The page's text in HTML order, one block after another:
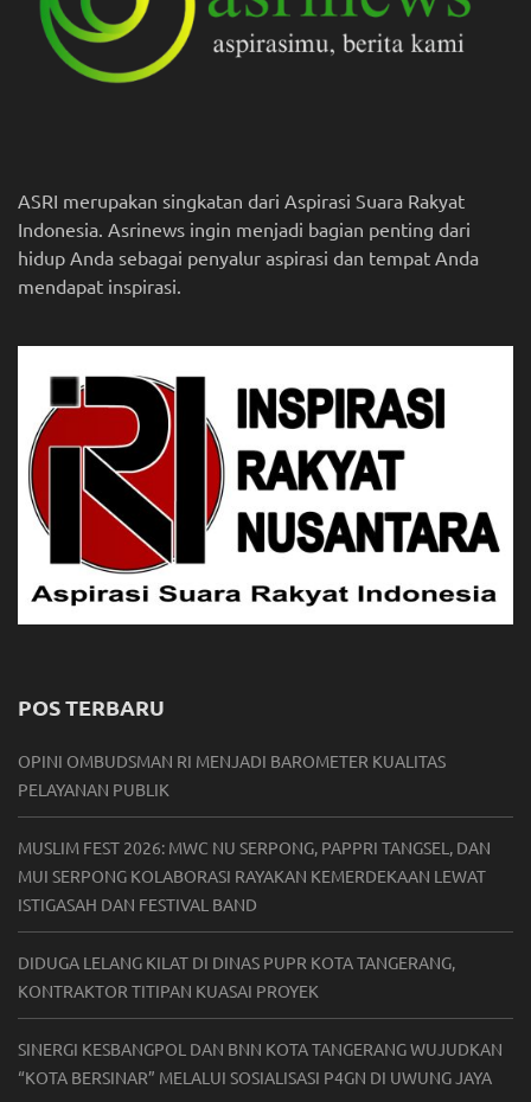
ASRI merupakan singkatan dari Aspirasi Suara Rakyat
Indonesia. Asrinews ingin menjadi bagian penting dari
hidup Anda sebagai penyalur aspirasi dan tempat Anda
mendapat inspirasi.
POS TERBARU
OPINI OMBUDSMAN RI MENJADI BAROMETER KUALITAS
PELAYANAN PUBLIK
MUSLIM FEST 2026: MWC NU SERPONG, PAPPRI TANGSEL, DAN
MUI SERPONG KOLABORASI RAYAKAN KEMERDEKAAN LEWAT
ISTIGASAH DAN FESTIVAL BAND
DIDUGA LELANG KILAT DI DINAS PUPR KOTA TANGERANG,
KONTRAKTOR TITIPAN KUASAI PROYEK
SINERGI KESBANGPOL DAN BNN KOTA TANGERANG WUJUDKAN
“KOTA BERSINAR” MELALUI SOSIALISASI P4GN DI UWUNG JAYA